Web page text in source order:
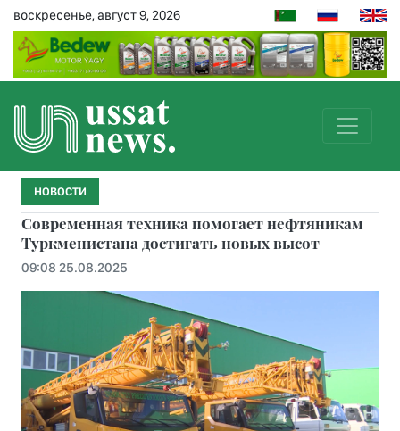
воскресенье, август 9, 2026
НОВОСТИ
Современная техника помогает нефтяникам
Туркменистана достигать новых высот
09:08 25.08.2025